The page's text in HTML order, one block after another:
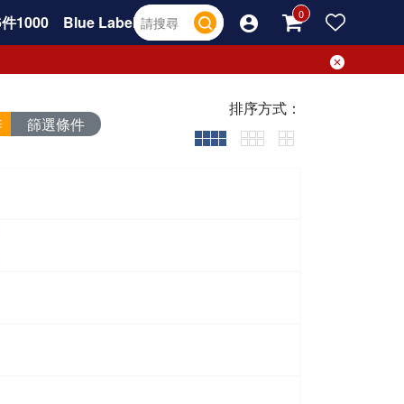
1000
Blue Label
篩選條件
排序方式：